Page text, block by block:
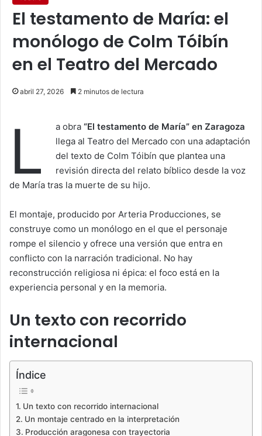
El testamento de María: el
monólogo de Colm Tóibín
en el Teatro del Mercado
abril 27, 2026 2 minutos de lectura
L a obra “El testamento de María” en Zaragoza
llega al Teatro del Mercado con una adaptación
del texto de Colm Tóibín que plantea una
revisión directa del relato bíblico desde la voz
de María tras la muerte de su hijo.
El montaje, producido por Arteria Producciones, se
construye como un monólogo en el que el personaje
rompe el silencio y ofrece una versión que entra en
conflicto con la narración tradicional. No hay
reconstrucción religiosa ni épica: el foco está en la
experiencia personal y en la memoria.
Un texto con recorrido
internacional
Índice
Un texto con recorrido internacional
Un montaje centrado en la interpretación
Producción aragonesa con trayectoria